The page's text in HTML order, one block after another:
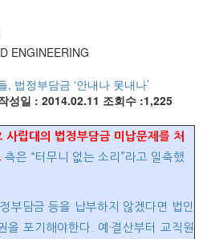
ENGINEERING
법정부담금 ‘안내나 못내나’
성일 : 2014.02.11 조회수 :1,225
사립대의 법정부담금 미납문제를 처
측은 “터무니 없는 소리”라고 일축했
부담금 등을 납부하지 않겠다면 법인
포기해야한다. 예·결산부터 교직원